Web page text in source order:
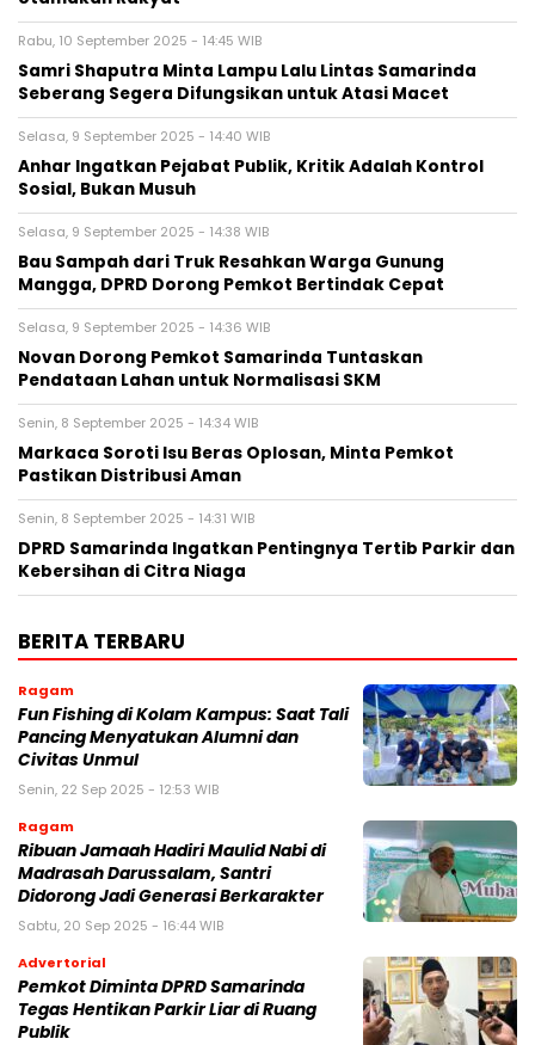
Rabu, 10 September 2025 - 14:45 WIB
Samri Shaputra Minta Lampu Lalu Lintas Samarinda
Seberang Segera Difungsikan untuk Atasi Macet
Selasa, 9 September 2025 - 14:40 WIB
Anhar Ingatkan Pejabat Publik, Kritik Adalah Kontrol
Sosial, Bukan Musuh
Selasa, 9 September 2025 - 14:38 WIB
Bau Sampah dari Truk Resahkan Warga Gunung
Mangga, DPRD Dorong Pemkot Bertindak Cepat
Selasa, 9 September 2025 - 14:36 WIB
Novan Dorong Pemkot Samarinda Tuntaskan
Pendataan Lahan untuk Normalisasi SKM
Senin, 8 September 2025 - 14:34 WIB
Markaca Soroti Isu Beras Oplosan, Minta Pemkot
Pastikan Distribusi Aman
Senin, 8 September 2025 - 14:31 WIB
DPRD Samarinda Ingatkan Pentingnya Tertib Parkir dan
Kebersihan di Citra Niaga
BERITA TERBARU
Ragam
Fun Fishing di Kolam Kampus: Saat Tali
Pancing Menyatukan Alumni dan
Civitas Unmul
Senin, 22 Sep 2025 - 12:53 WIB
Ragam
Ribuan Jamaah Hadiri Maulid Nabi di
Madrasah Darussalam, Santri
Didorong Jadi Generasi Berkarakter
Sabtu, 20 Sep 2025 - 16:44 WIB
Advertorial
Pemkot Diminta DPRD Samarinda
Tegas Hentikan Parkir Liar di Ruang
Publik